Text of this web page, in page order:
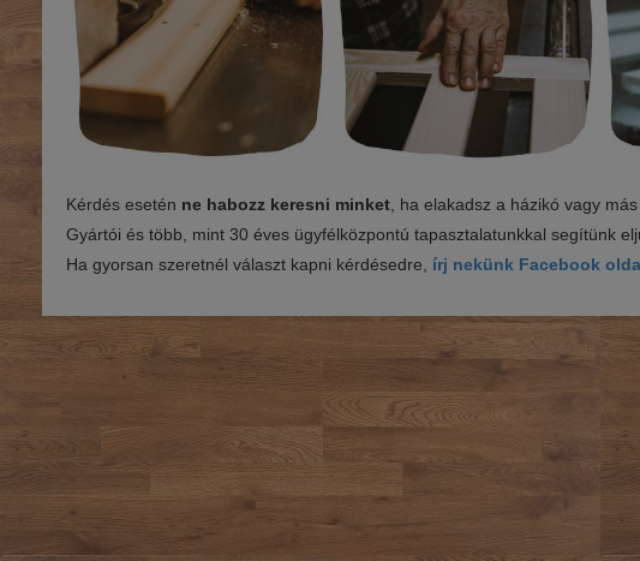
Kérdés esetén ne habozz keresni minket , ha elakadsz a házikó vagy
Gyártói és több, mint 30 éves ügyfélközpontú tapasztalatunkkal segítünk
Ha gyorsan szeretnél választ kapni kérdésedre, írj nekünk Facebook